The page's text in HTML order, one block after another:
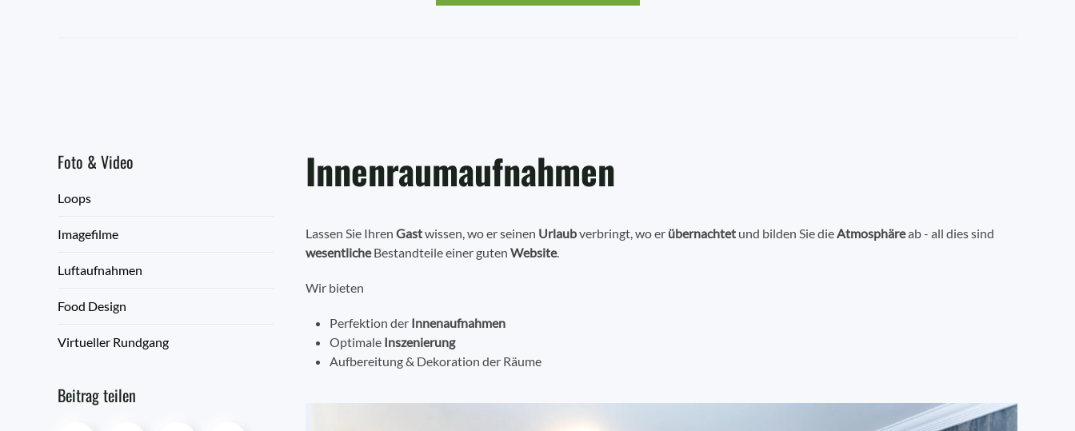
Innenraumaufnahmen
Lassen Sie Ihren Gastwissen, wo er seinen Urlaubverbringt, wo er übernachtet und bilden Sie dieAtmosphäreab - all dies sind
wesentlicheBestandteile einer guten Website.
Wir bieten
Perfektion der Innenaufnahmen
Optimale Inszenierung
Aufbereitung & Dekoration der Räume
Foto & Video
Loops
Imagefilme
Luftaufnahmen
Food Design
Virtueller Rundgang
Beitrag teilen